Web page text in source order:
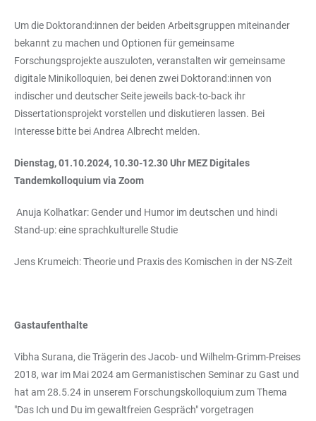
Um die Doktorand:innen der beiden Arbeitsgruppen miteinander
bekannt zu machen und Optionen für gemeinsame
Forschungsprojekte auszuloten, veranstalten wir gemeinsame
digitale Minikolloquien, bei denen zwei Doktorand:innen von
indischer und deutscher Seite jeweils back-to-back ihr
Dissertationsprojekt vorstellen und diskutieren lassen. Bei
Interesse bitte bei Andrea Albrecht melden.
Dienstag, 01.10.2024, 10.30-12.30 Uhr MEZ Digitales
Tandemkolloquium via Zoom
Anuja Kolhatkar: Gender und Humor im deutschen und hindi
Stand-up: eine sprachkulturelle Studie
Jens Krumeich: Theorie und Praxis des Komischen in der NS-Zeit
Gastaufenthalte
Vibha Surana, die Trägerin des Jacob- und Wilhelm-Grimm-Preises
2018, war im Mai 2024 am Germanistischen Seminar zu Gast und
hat am 28.5.24 in unserem Forschungskolloquium zum Thema
"Das Ich und Du im gewaltfreien Gespräch" vorgetragen